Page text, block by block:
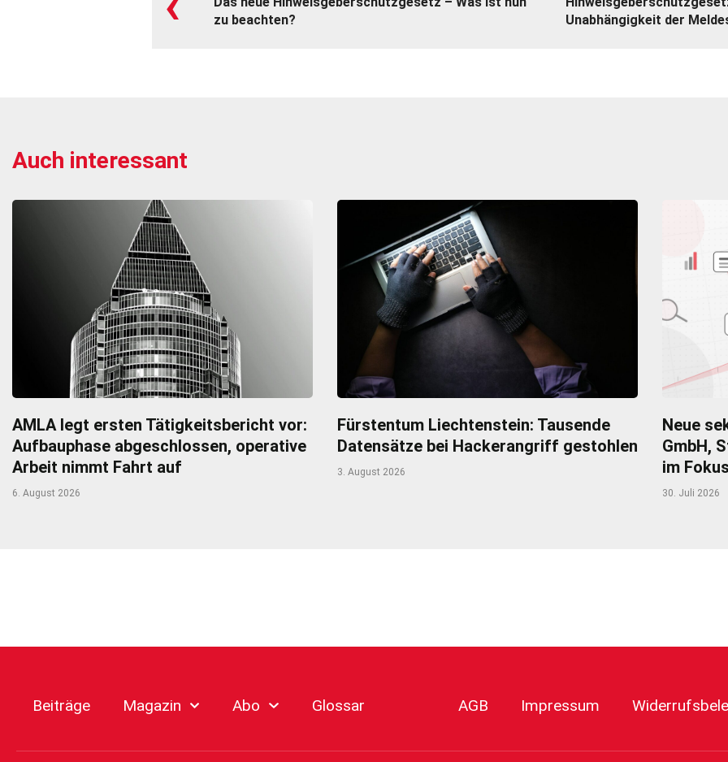
zu beachten?
Unabhängigkeit der
Auch interessant
AMLA legt ersten Tätigkeitsbericht vor:
Aufbauphase abgeschlossen, operative
Arbeit nimmt Fahrt auf
6. August 2026
Fürstentum Liechtenstein: Tausende
Datensätze bei Hackerangriff gestohlen
3. August 2026
Neue
GmbH,
im
30. Juli 2026
Beiträge Magazin Abo Glossar AGB Impressum